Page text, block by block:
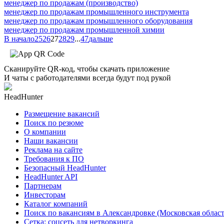
менеджер по продажам (производство)
менеджер по продажам промышленного инструмента
менеджер по продажам промышленного оборудования
менеджер по продажам промышленной химии
В начало2526272829...47дальше
Сканируйте QR-код, чтобы скачать приложение
И чаты с работодателями всегда будут под рукой
HeadHunter
Размещение вакансий
Поиск по резюме
О компании
Наши вакансии
Реклама на сайте
Требования к ПО
Безопасный HeadHunter
HeadHunter API
Партнерам
Инвесторам
Каталог компаний
Поиск по вакансиям в Александровке (Московская
Сетка: соцсеть для нетворкинга